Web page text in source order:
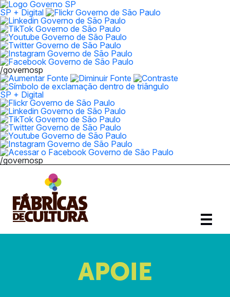
SP + Digital
/governosp
SP + Digital
/governosp
APOIE